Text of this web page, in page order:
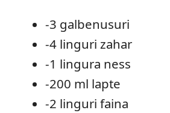
-3 galbenusuri
-4 linguri zahar
-1 lingura ness
-200 ml lapte
-2 linguri faina